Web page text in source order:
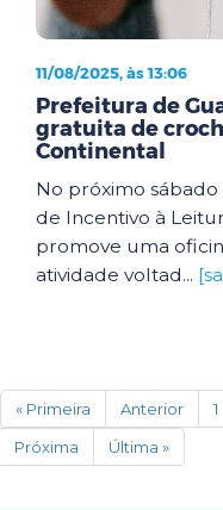
11/08/2025, às 13:06
Prefeitura de
gratuita de
Continental
No próximo sábado
de Incentivo à
promove uma
atividade voltad...
« Primeira Anterior 1
Próxima
Última »